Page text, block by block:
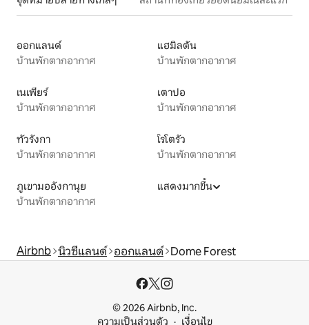
ออกแลนด์
บ้านพักตากอากาศ
แฮมิลตัน
บ้านพักตากอากาศ
เนเพียร์
บ้านพักตากอากาศ
เตาปอ
บ้านพักตากอากาศ
ทัวรังกา
บ้านพักตากอากาศ
โรโตรัว
บ้านพักตากอากาศ
ภูเขามออังกานุย
บ้านพักตากอากาศ
แสดงมากขึ้น
Airbnb นิวซีแลนด์ ออกแลนด์ Dome Forest
© 2026 Airbnb, Inc.
ความเป็นส่วนตัว
เงื่อนไข